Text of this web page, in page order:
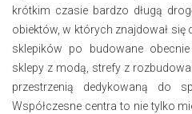
krótkim czasie bardzo długą
obiektów, w których znajdował się
sklepików po budowane
sklepy z modą, strefy z
przestrzenią dedykowaną do
Współczesne centra to nie tylko